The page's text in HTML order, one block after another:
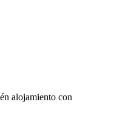
alojamiento con